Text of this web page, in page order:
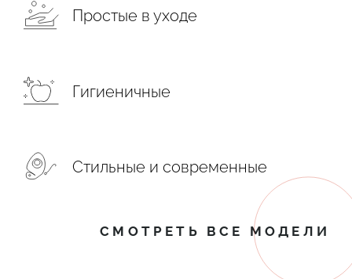
Простые в уходе
Гигиеничные
Стильные и современные
СМОТРЕТЬ ВСЕ МОДЕЛИ